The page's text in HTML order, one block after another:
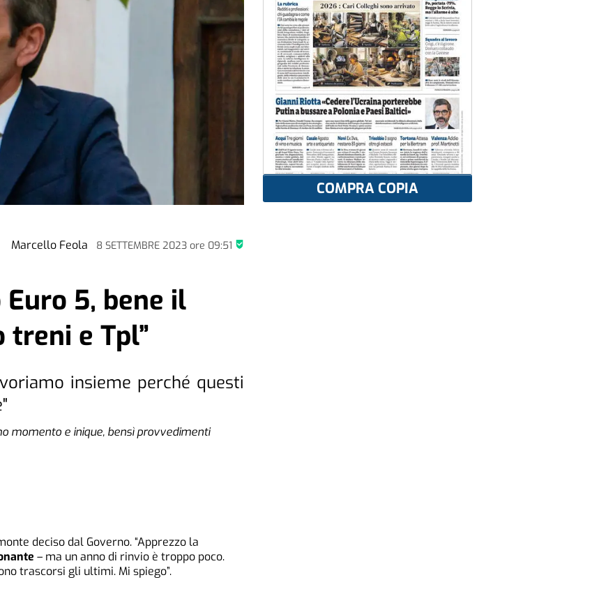
Marcello Feola 8 SETTEMBRE 2023ore 09:51
5, bene il
treni e Tpl”
insieme perché questi
momento e inique, bensì provvedimenti
deciso dal Governo. “Apprezzo la
– ma un anno di rinvio è troppo poco.
trascorsi gli ultimi. Mi spiego”.
COMPRA COPIA